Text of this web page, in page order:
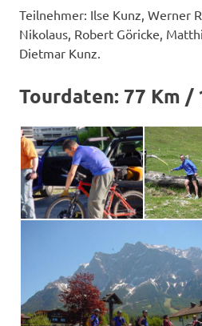
Teilnehmer: Ilse Kunz, Werner
Nikolaus, Robert Göricke,
Dietmar Kunz.
Tourdaten: 77 Km /